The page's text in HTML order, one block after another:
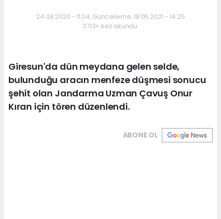
24.08.2020 - 11:04, Güncelleme: 18.05.2021 - 14:25
3713+ kez okundu.
Giresun'da dün meydana gelen selde,
bulunduğu aracın menfeze düşmesi sonucu
şehit olan Jandarma Uzman Çavuş Onur
Kıran için tören düzenlendi.
ABONE OL